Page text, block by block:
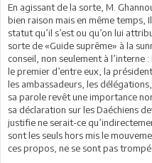
En agissant de la sorte, M.
bien raison mais en même temps,
statut qu’il s’est ou qu’on lui
sorte de «Guide suprême» à la
conseil, non seulement à l’interne
le premier d’entre eux, la
les ambassadeurs, les
sa parole revêt une importance
sa déclaration sur les Daéchiens
justifie ne serait-ce
sont les seuls hors mis le
ces propos, ne se sont pas